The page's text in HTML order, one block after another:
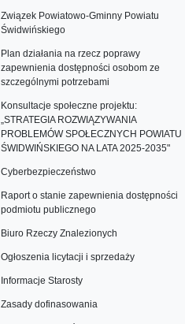
Związek Powiatowo-Gminny Powiatu
Świdwińskiego
Plan działania na rzecz poprawy
zapewnienia dostępności osobom ze
szczególnymi potrzebami
Konsultacje społeczne projektu:
„STRATEGIA ROZWIĄZYWANIA
PROBLEMÓW SPOŁECZNYCH POWIATU
ŚWIDWIŃSKIEGO NA LATA 2025-2035"
Cyberbezpieczeństwo
Raport o stanie zapewnienia dostępności
podmiotu publicznego
Biuro Rzeczy Znalezionych
Ogłoszenia licytacji i sprzedaży
Informacje Starosty
Zasady dofinasowania